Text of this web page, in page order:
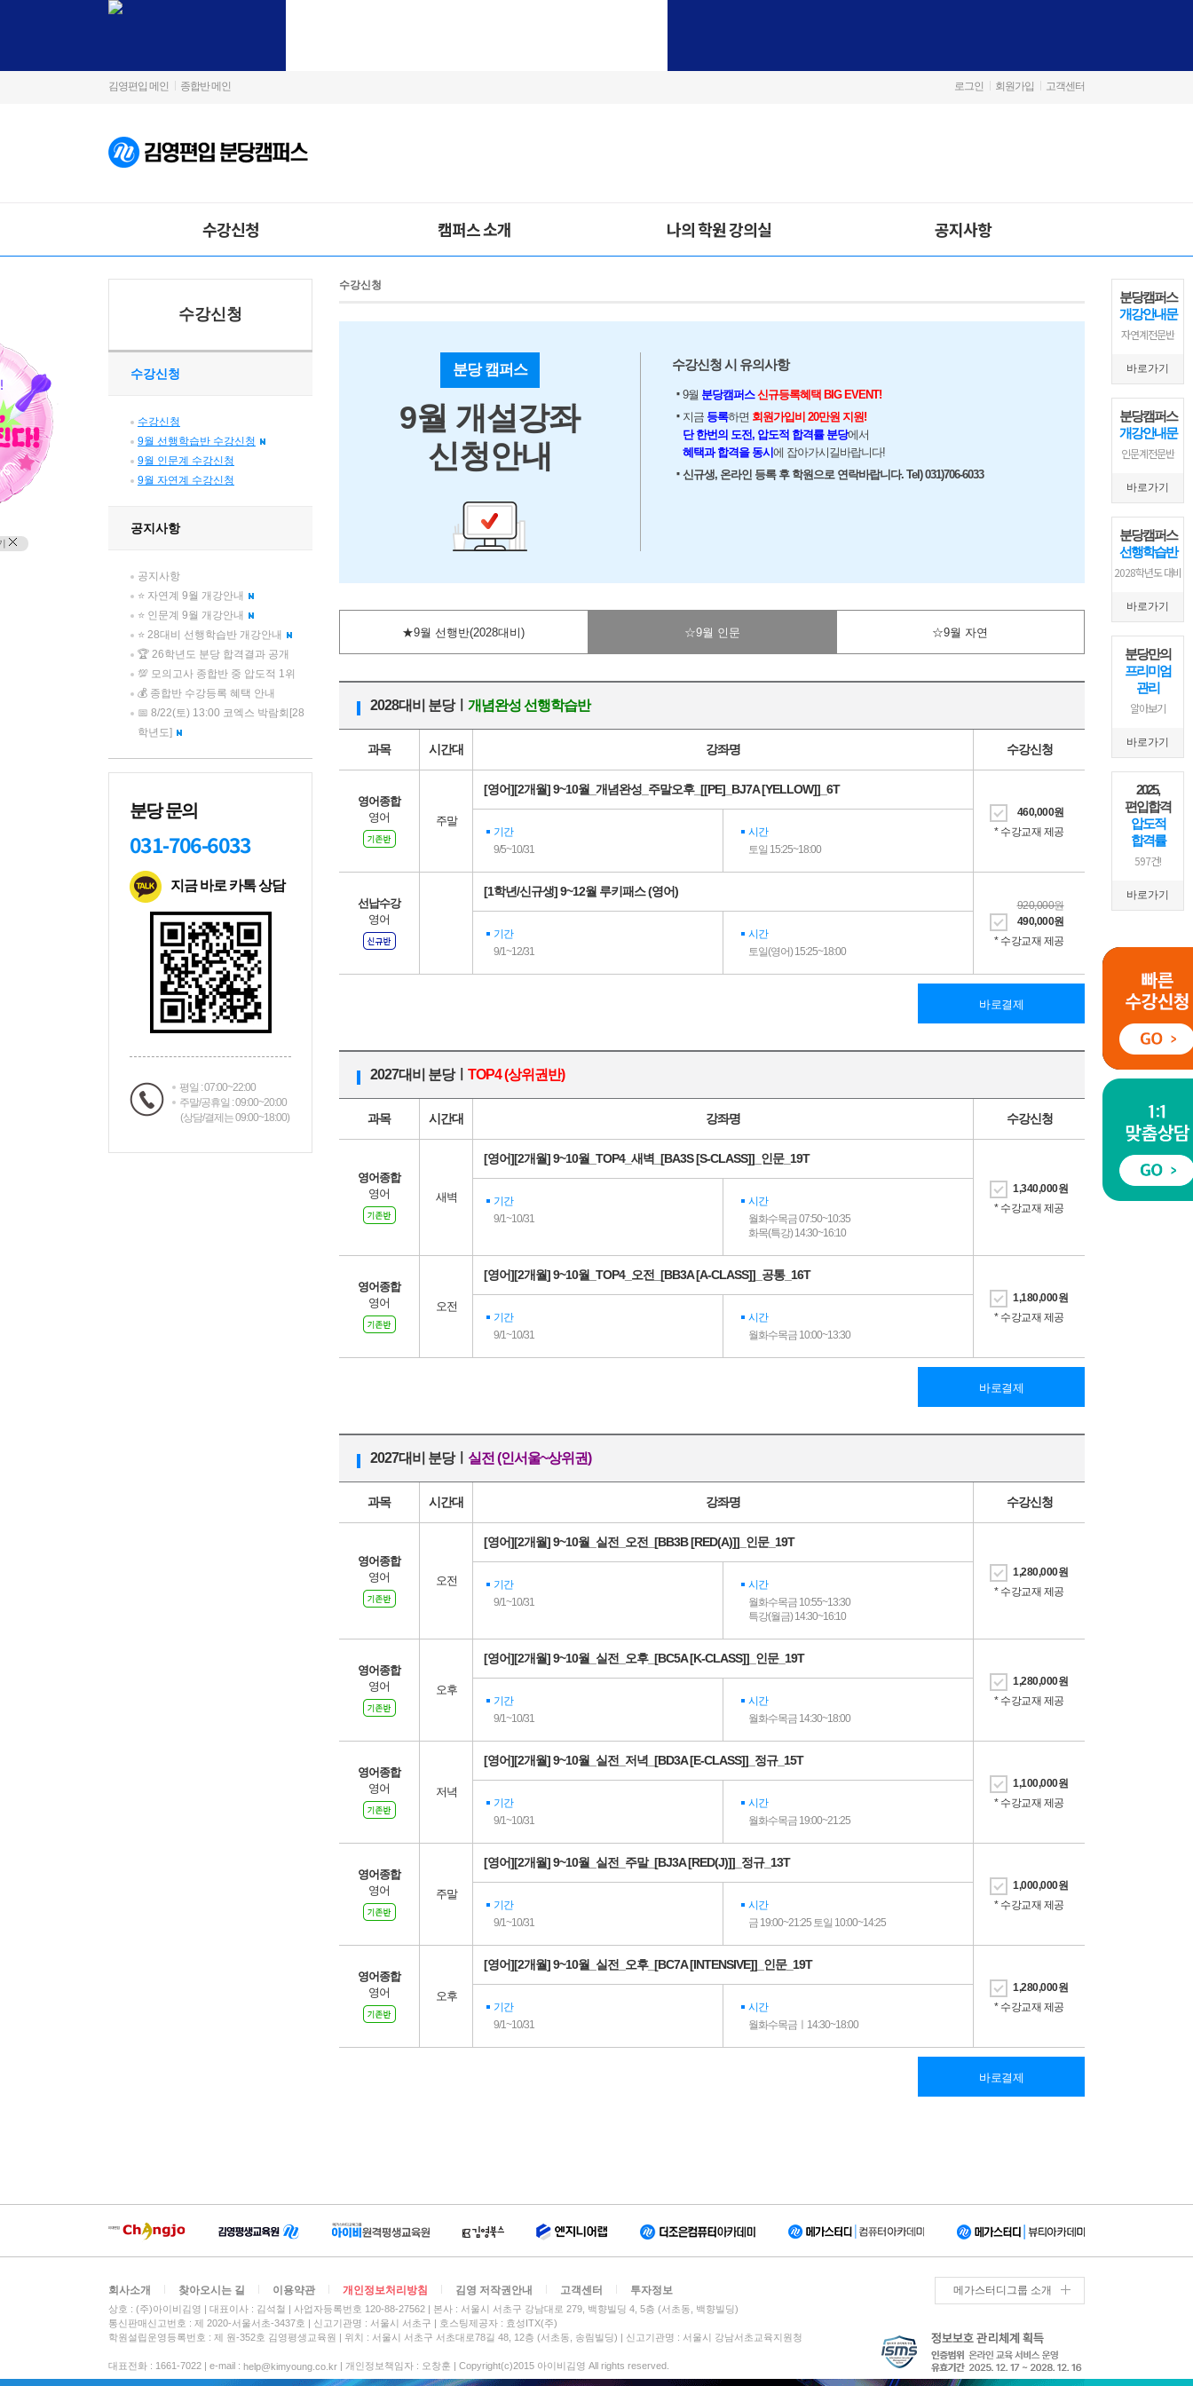
김영편입 메인 종합반 메인 로그인 회원가입 고객센터
수강신청 캠퍼스 소개 나의 학원 강의실 공지사항
분당캠퍼스
개강안내문
자연계전문반
바로가기
분당캠퍼스
개강안내문
인문계전문반
바로가기
분당캠퍼스
선행학습반
2028학년도 대비
바로가기
분당만의
프리미엄
관리
알아보기
바로가기
2025,
편입합격
압도적
합격률
597건!
바로가기
수강신청
수강신청
수강신청
9월 선행학습반 수강신청
9월 인문계 수강신청
9월 자연계 수강신청
공지사항
공지사항
⭐ 자연계 9월 개강안내
⭐ 인문계 9월 개강안내
⭐ 28대비 선행학습반 개강안내
🏆 26학년도 분당 합격결과 공개
💯 모의고사 종합반 중 압도적 1위
💰 종합반 수강등록 혜택 안내
📅 8/22(토) 13:00 코엑스 박람회[28
학년도]
분당 문의
031-706-6033
지금 바로 카톡 상담
평일 : 07:00~22:00
주말/공휴일 : 09:00~20:00
(상담/결제는 09:00~18:00)
수강신청
분당 캠퍼스
9월 개설강좌
신청안내
수강신청 시 유의사항
9월 분당캠퍼스 신규등록혜택 BIG EVENT!
지금 등록하면 회원가입비 20만원 지원!
단 한번의 도전, 압도적 합격률 분당에서
혜택과 합격을 동시 에 잡아가시길바랍니다!
신규생, 온라인 등록 후 학원으로 연락바랍니다. Tel) 031)706-6033
★9월 선행반(2028대비) ☆9월 인문 ☆9월 자연
2028대비 분당ㅣ 개념완성 선행학습반
과목 시간대 강좌명 수강신청
영어종합
영어
주말
[영어][2개월] 9~10월_개념완성_주말오후_[[PE]_BJ7A [YELLOW]]_6T
460,000원
* 수강교재 제공
기간
9/5~10/31
시간
토일 15:25~18:00
선납수강
영어
[1학년/신규생] 9~12월 루키패스 (영어)
920,000원
490,000원
* 수강교재 제공
기간
9/1~12/31
시간
토일(영어) 15:25~18:00
바로결제
2027대비 분당ㅣ TOP4 (상위권반)
과목 시간대 강좌명 수강신청
영어종합
영어
새벽
[영어][2개월] 9~10월_TOP4_새벽_[BA3S [S-CLASS]]_인문_19T
1,340,000원
* 수강교재 제공
기간
9/1~10/31
시간
월화수목금 07:50~10:35
화목(특강) 14:30~16:10
영어종합
영어
오전
[영어][2개월] 9~10월_TOP4_오전_[BB3A [A-CLASS]]_공통_16T
1,180,000원
* 수강교재 제공
기간
9/1~10/31
시간
월화수목금 10:00~13:30
바로결제
2027대비 분당ㅣ 실전 (인서울~상위권)
과목 시간대 강좌명 수강신청
영어종합
영어
오전
[영어][2개월] 9~10월_실전_오전_[BB3B [RED(A)]]_인문_19T
1,280,000원
* 수강교재 제공
기간
9/1~10/31
시간
월화수목금 10:55~13:30
특강(월금) 14:30~16:10
영어종합
영어
오후
[영어][2개월] 9~10월_실전_오후_[BC5A [K-CLASS]]_인문_19T
1,280,000원
* 수강교재 제공
기간
9/1~10/31
시간
월화수목금 14:30~18:00
영어종합
영어
저녁
[영어][2개월] 9~10월_실전_저녁_[BD3A [E-CLASS]]_정규_15T
1,100,000원
* 수강교재 제공
기간
9/1~10/31
시간
월화수목금 19:00~21:25
영어종합
영어
주말
[영어][2개월] 9~10월_실전_주말_[BJ3A [RED(J)]]_정규_13T
1,000,000원
* 수강교재 제공
기간
9/1~10/31
시간
금 19:00~21:25 토일 10:00~14:25
영어종합
영어
오후
[영어][2개월] 9~10월_실전_오후_[BC7A [INTENSIVE]]_인문_19T
1,280,000원
* 수강교재 제공
기간
9/1~10/31
시간
월화수목금ㅣ14:30~18:00
바로결제
회사소개 찾아오시는 길 이용약관 개인정보처리방침 김영 저작권안내 고객센터 투자정보 메가스터디그룹 소개
상호 : (주)아이비김영 대표이사 : 김석철 사업자등록번호 120-88-27562
본사 : 서울시 서초구 강남대로 279, 백향빌딩 4, 5층 (서초동, 백향빌딩)
통신판매신고번호 : 제 2020-서울서초-3437호
신고기관명 : 서울시 서초구
호스팅제공자 : 효성ITX(주)
학원설립운영등록번호 : 제 원-352호 김영평생교육원 | 위치 : 서울시 서초구 서초대로78길 48, 12층 (서초동, 송림빌딩) | 신고기관명 : 서울시 강남서초교육지원청
대표전화 : 1661-7022 | e-mail : help@kimyoung.co.kr | 개인정보책임자 : 오창훈 | Copyright(c)2015 아이비김영 All rights reserved.